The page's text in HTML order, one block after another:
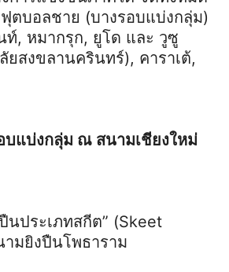
ตบอลชาย (บางรอบแบ่งกลุ่ม)
, หมากรุก, ยูโด และ วูซู
ยสงขลานครินทร์), คาราเต้,
แบ่งกลุ่ม ณ สนามเชียงใหม่
นประเภทสกีต” (Skeet
มยิงปืนโพธาราม